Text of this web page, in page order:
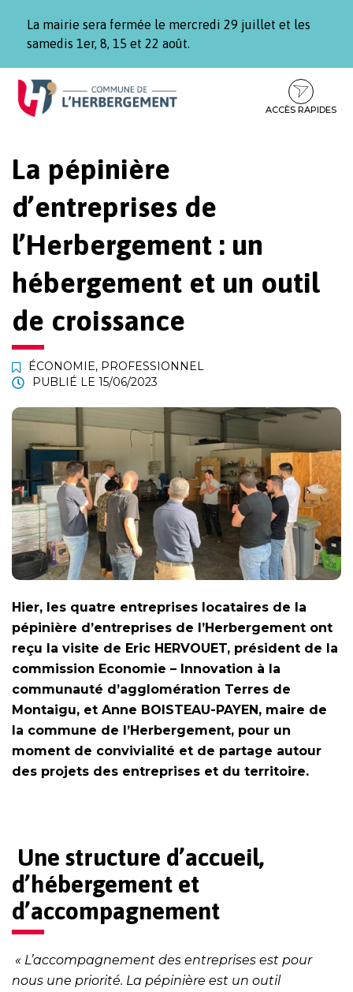
La mairie sera fermée le mercredi 29 juillet et les
samedis 1er, 8, 15 et 22 août.
Aller
Aller
contenu
Aller
pied
ACCÈS RAPIDES
La pépinière
d’entreprises de
l’Herbergement : un
hébergement et un outil
de croissance
ÉCONOMIE, PROFESSIONNEL
PUBLIÉ LE 15/06/2023
Hier, les quatre entreprises locataires de la
pépinière d’entreprises de l’Herbergement ont
reçu la visite de Eric HERVOUET, président de la
commission Economie – Innovation à la
communauté d’agglomération Terres de
Montaigu, et Anne BOISTEAU-PAYEN, maire de
la commune de l’Herbergement, pour un
moment de convivialité et de partage autour
des projets des entreprises et du territoire.
Une structure d’accueil,
d’hébergement et
d’accompagnement
« L’accompagnement des entreprises est pour
nous une priorité. La pépinière est un outil